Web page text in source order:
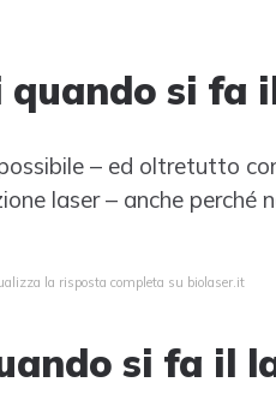
quando si fa
– ed oltretutto
laser – anche perché
la risposta completa su biolaser.it
si fa il